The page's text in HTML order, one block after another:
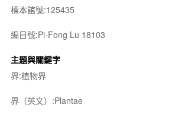
標本館號:125435
編目號:Pi-Fong Lu 18103
主題與關鍵字
界:植物界
界（英文）:Plantae